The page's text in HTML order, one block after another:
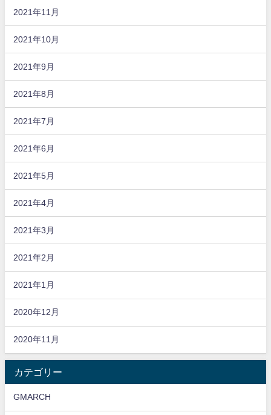
2021年11月
2021年10月
2021年9月
2021年8月
2021年7月
2021年6月
2021年5月
2021年4月
2021年3月
2021年2月
2021年1月
2020年12月
2020年11月
カテゴリー
GMARCH